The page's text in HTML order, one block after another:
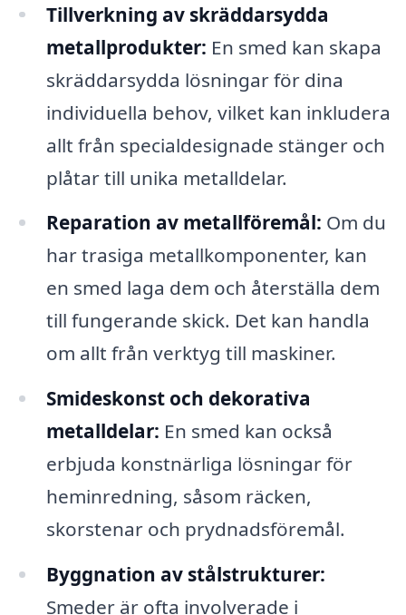
Tillverkning av skräddarsydda
metallprodukter: En smed kan skapa
skräddarsydda lösningar för dina
individuella behov, vilket kan inkludera
allt från specialdesignade stänger och
plåtar till unika metalldelar.
Reparation av metallföremål: Om du
har trasiga metallkomponenter, kan
en smed laga dem och återställa dem
till fungerande skick. Det kan handla
om allt från verktyg till maskiner.
Smideskonst och dekorativa
metalldelar: En smed kan också
erbjuda konstnärliga lösningar för
heminredning, såsom räcken,
skorstenar och prydnadsföremål.
Byggnation av stålstrukturer:
Smeder är ofta involverade i